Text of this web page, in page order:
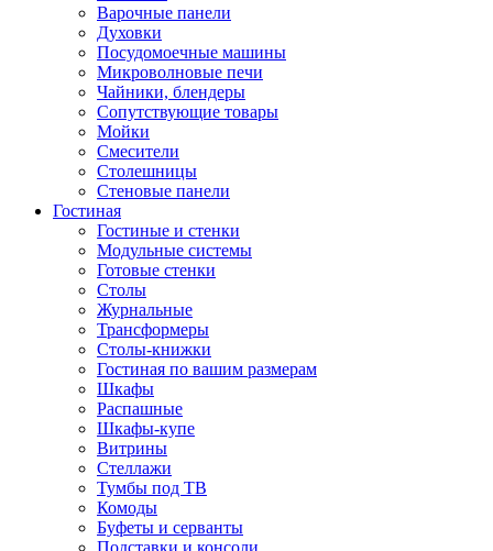
Варочные панели
Духовки
Посудомоечные машины
Микроволновые печи
Чайники, блендеры
Сопутствующие товары
Мойки
Смесители
Столешницы
Стеновые панели
Гостиная
Гостиные и стенки
Модульные системы
Готовые стенки
Столы
Журнальные
Трансформеры
Столы-книжки
Гостиная по вашим размерам
Шкафы
Распашные
Шкафы-купе
Витрины
Стеллажи
Тумбы под ТВ
Комоды
Буфеты и серванты